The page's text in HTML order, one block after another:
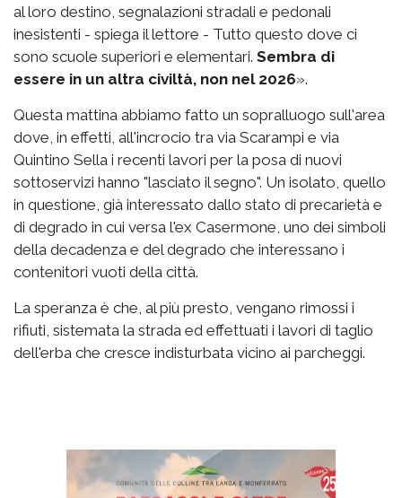
al loro destino, segnalazioni stradali e pedonali
inesistenti - spiega il lettore - Tutto questo dove ci
sono scuole superiori e elementari. Sembra di
essere in un altra civiltà, non nel 2026».
Questa mattina abbiamo fatto un sopralluogo sull'area
dove, in effetti, all'incrocio tra via Scarampi e via
Quintino Sella i recenti lavori per la posa di nuovi
sottoservizi hanno "lasciato il segno". Un isolato, quello
in questione, già interessato dallo stato di precarietà e
di degrado in cui versa l'ex Casermone, uno dei simboli
della decadenza e del degrado che interessano i
contenitori vuoti della città.
La speranza è che, al più presto, vengano rimossi i
rifiuti, sistemata la strada ed effettuati i lavori di taglio
dell'erba che cresce indisturbata vicino ai parcheggi.